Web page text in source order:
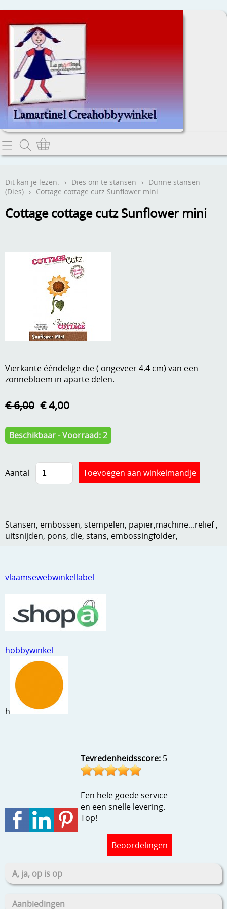
Home
Contact
Webwinkel
Aanbiedingen
Boeken en magazines
Dies om te stansen
Embossen
Handige extra's
Hechtingsmaterialen
Hout , MDF, kartonmateriaal, steen
Kleurmateriaal-tekenmateriaal
Kneedmateriaal
Knipvellen
Merken
Ribbelaar
Snijmaterialen
Speciaal papier
Stans machine en embossing machines
Stempels en zo
Template, mask, stencils, grids
Verzend - en verpakkingsk
Mijn account
Gastenboek
vlaamsewebwinkellabel
hobbywinkel
h
Tevredenheidsscore: 5
Een hele goede service
en een snelle levering.
Top!
Beoordelingen
A, ja, op is op
Aanbiedingen
Dit kan je lezen. › Dies om te stansen › Dunne stansen
(Dies) › Cottage cottage cutz Sunflower mini
Cottage cottage cutz Sunflower mini
Vierkante ééndelige die ( ongeveer 4.4 cm) van een
zonnebloem in aparte delen.
€ 6,00 € 4,00
Beschikbaar - Voorraad: 2
Aantal
Stansen, embossen, stempelen, papier,machine...reliëf ,
uitsnijden, pons, die, stans, embossingfolder,